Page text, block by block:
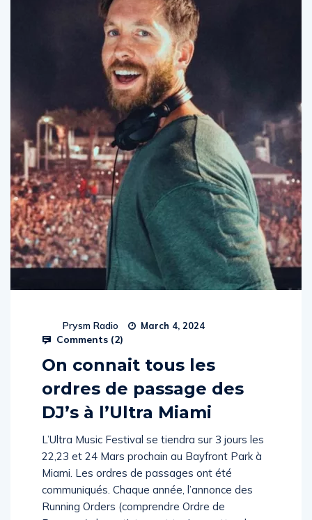
Prysm Radio March 4, 2024
Comments (2)
On connait tous les
ordres de passage des
DJ’s à l’Ultra Miami
L’Ultra Music Festival se tiendra sur 3 jours les
22,23 et 24 Mars prochain au Bayfront Park à
Miami. Les ordres de passages ont été
communiqués. Chaque année, l’annonce des
Running Orders (comprendre Ordre de